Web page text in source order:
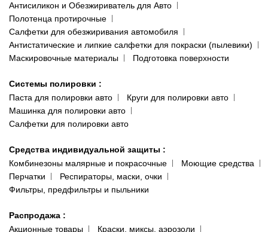
Антисиликон и Обезжириватель для Авто
Полотенца протирочные
Салфетки для обезжиривания автомобиля
Антистатические и липкие салфетки для покраски (пылевики)
Маскировочные материалы
Подготовка поверхности
Системы полировки :
Паста для полировки авто
Круги для полировки авто
Машинка для полировки авто
Салфетки для полировки авто
Средства индивидуальной защиты :
Комбинезоны малярные и покрасочные
Моющие средства
Перчатки
Респираторы, маски, очки
Фильтры, предфильтры и пыльники
Распродажа :
Акционные товары
Краски, миксы, аэрозоли